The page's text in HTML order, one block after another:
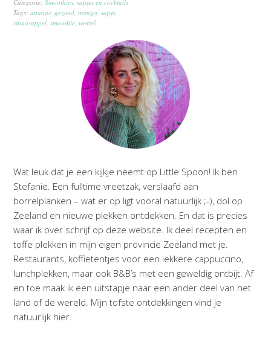
Categorie:Smoothies, sapjes en cocktails
Tags:ananas, gezond,mango,sapje,
sinaasappel,smoothie,wortel
Wat leuk dat je een kijkje neemt op Little Spoon! Ik ben
Stefanie. Een fulltime vreetzak, verslaafd aan
borrelplanken – wat er op ligt vooral natuurlijk ;-), dol op
Zeeland en nieuwe plekken ontdekken. En dat is precies
waar ik over schrijf op deze website. Ik deel recepten en
toffe plekken in mijn eigen provincie Zeeland met je.
Restaurants, koffietentjes voor een lekkere cappuccino,
lunchplekken, maar ook B&B’s met een geweldig ontbijt. Af
en toe maak ik een uitstapje naar een ander deel van het
land of de wereld. Mijn tofste ontdekkingen vind je
natuurlijk hier.